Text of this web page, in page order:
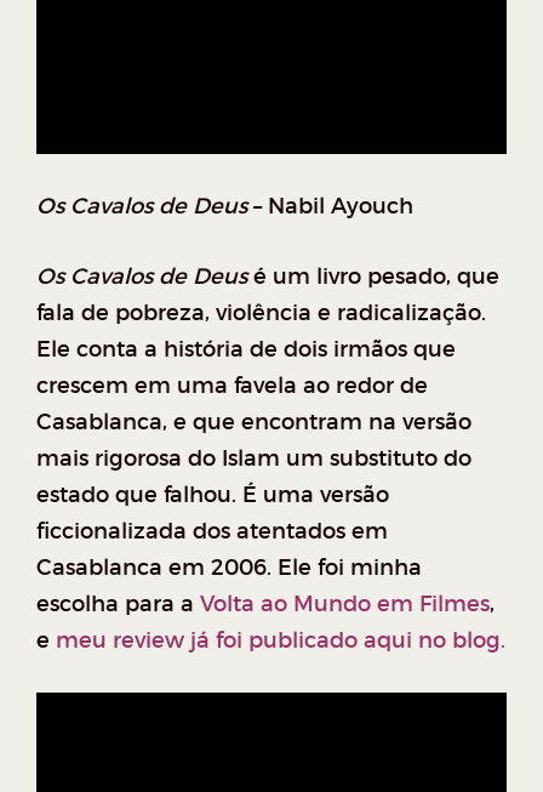
Os Cavalos de Deus– Nabil Ayouch
Os Cavalos de Deus é um livro pesado, que
fala de pobreza, violência e radicalização.
Ele conta a história de dois irmãos que
crescem em uma favela ao redor de
Casablanca, e que encontram na versão
mais rigorosa do Islam um substituto do
estado que falhou. É uma versão
ficcionalizada dos atentados em
Casablanca em 2006. Ele foi minha
escolha para a Volta ao Mundo em Filmes,
e meu review já foi publicado aqui no blog.